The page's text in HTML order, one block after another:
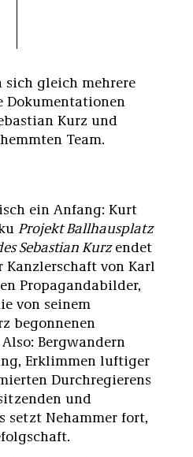
gleich mehrere
Dokumentationen
Kurz und
Team.
ein Anfang: Kurt
Projekt Ballhausplatz
Sebastian Kurzendet
von Karl
Propagandabilder,
von seinem
begonnenen
Bergwandern
Erklimmen luftiger
Durchregierens
und
setzt Nehammer fort,